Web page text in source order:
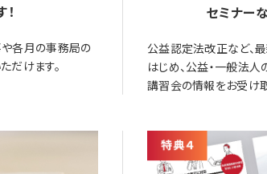
や各月の事務局の
だけます。
セミナー
公益認定法改正など、
はじめ、公益・一般法
講習会の情報をお受け